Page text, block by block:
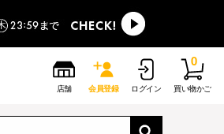
店舗 会員登録 ログイン 買い物かご
0